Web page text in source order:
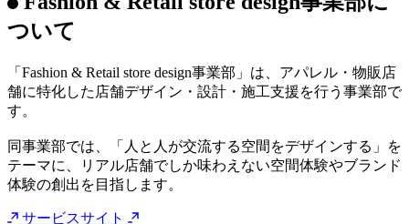
さらに、中期成長戦略「UT101」のもと、アパレル・物販店
舗領域を、オフィス・クリニックに続く新たな事業領域の一
日本進出を検討する海外企業への支援も視野に入れ、空間デ
ザイン・設計・施工を通じた提供価値を高めてまいります。
Fashion & Retail store design事業部 公式サイト
Fashion & Retail store design事業部に
ついて